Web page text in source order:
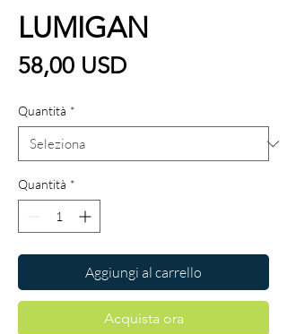
LUMIGAN
58,00 USDPrezzo
Quantità *
Quantità *
Aggiungi al carrello
Acquista ora